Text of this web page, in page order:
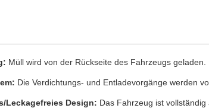
Müll wird von der Rückseite des Fahrzeugs geladen.
Die Verdichtungs- und Entladevorgänge werden
Leckagefreies Design: Das Fahrzeug ist